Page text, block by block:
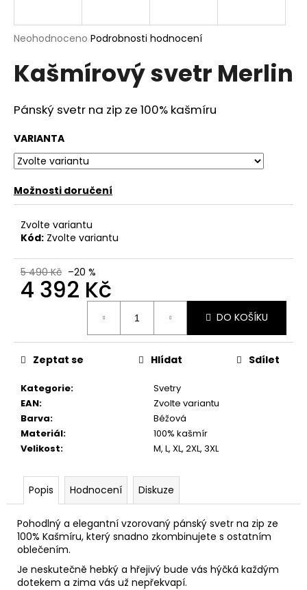
Průměrné
produktu
je
z
5
Neohodnoceno Podrobnosti hodnocení
Kašmírový svetr Merlin
Pánský svetr na zip ze 100% kašmíru
VARIANTA
Možnosti doručení
Zvolte variantu
Kód: Zvolte variantu
5 490 Kč –20 %
4 392 Kč
DO KOŠÍKU
Kategorie:
Svetry
EAN:
Zvolte variantu
Barva:
Béžová
Materiál:
100% kašmír
Velikost: M, L, XL, 2XL, 3XL
Zeptat se Hlídat Sdílet
Popis Hodnocení Diskuze
Pohodlný a elegantní vzorovaný pánský svetr na zip ze
100% Kašmíru, který snadno zkombinujete s ostatním
oblečením.
Je neskutečně hebký a hřejivý bude vás hýčká každým
dotekem a zima vás už nepřekvapí.
j
t
?
D
o
o
u
j
e
m
e